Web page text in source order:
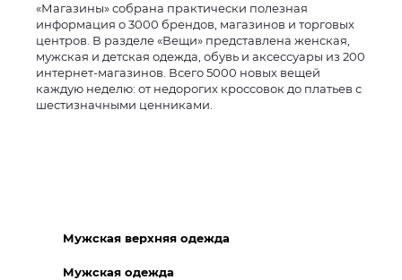
«Магазины» собрана практически полезная
информация о 3000 брендов, магазинов и торговых
центров. В разделе «Вещи» представлена женская,
мужская и детская одежда, обувь и аксессуары из 200
интернет-магазинов. Всего 5000 новых вещей
каждую неделю: от недорогих кроссовок до платьев с
шестизначными ценниками.
Мужская верхняя одежда
Мужская одежда